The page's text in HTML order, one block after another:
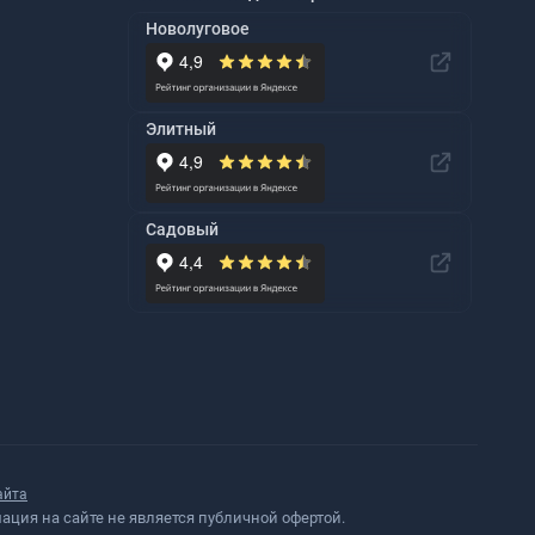
Новолуговое
Элитный
Садовый
на сайте не является публичной офертой.